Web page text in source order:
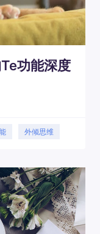
功能深度
外倾思维